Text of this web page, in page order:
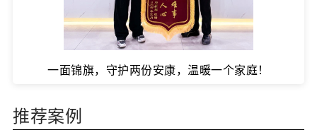
一面锦旗，守护两份安康，温暖一个家庭！
推荐案例